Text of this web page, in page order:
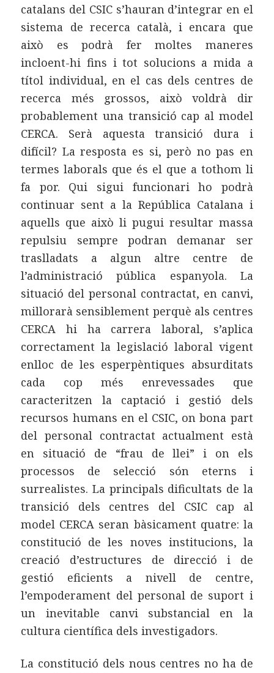
catalans del CSIC s’hauran d’integrar en el
sistema de recerca català, i encara que
això es podrà fer moltes maneres
incloent-hi fins i tot solucions a mida a
títol individual, en el cas dels centres de
recerca més grossos, això voldrà dir
probablement una transició cap al model
CERCA. Serà aquesta transició dura i
difícil? La resposta es si, però no pas en
termes laborals que és el que a tothom li
fa por. Qui sigui funcionari ho podrà
continuar sent a la República Catalana i
aquells que això li pugui resultar massa
repulsiu sempre podran demanar ser
traslladats a algun altre centre de
l’administració pública espanyola. La
situació del personal contractat, en canvi,
millorarà sensiblement perquè als centres
CERCA hi ha carrera laboral, s’aplica
correctament la legislació laboral vigent
enlloc de les esperpèntiques absurditats
cada cop més enrevessades que
caracteritzen la captació i gestió dels
recursos humans en el CSIC, on bona part
del personal contractat actualment està
en situació de “frau de llei” i on els
processos de selecció són eterns i
surrealistes. La principals dificultats de la
transició dels centres del CSIC cap al
model CERCA seran bàsicament quatre: la
constitució de les noves institucions, la
creació d’estructures de direcció i de
gestió eficients a nivell de centre,
l’empoderament del personal de suport i
un inevitable canvi substancial en la
cultura científica dels investigadors.
La constitució dels nous centres no ha de